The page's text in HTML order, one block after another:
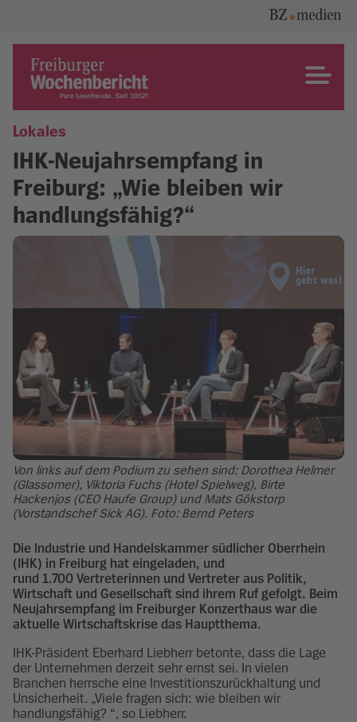
content
Freiburger Wochenbericht
Lokales
IHK-Neujahrsempfang in
Freiburg: „Wie bleiben wir
handlungsfähig?“
Von links auf dem Podium zu sehen sind: Dorothea Helmer
(Glassomer), Viktoria Fuchs (Hotel Spielweg), Birte
Hackenjos (CEO Haufe Group) und Mats Gökstorp
(Vorstandschef Sick AG). Foto: Bernd Peters
Die Industrie und Handelskammer südlicher Oberrhein
(IHK) in Freiburg hat eingeladen, und
rund 1.700 Vertreterinnen und Vertreter aus Politik,
Wirtschaft und Gesellschaft sind ihrem Ruf gefolgt. Beim
Neujahrsempfang im Freiburger Konzerthaus war die
aktuelle Wirtschaftskrise das Hauptthema.
IHK-Präsident Eberhard Liebherr betonte, dass die Lage
der Unternehmen derzeit sehr ernst sei. In vielen
Branchen herrsche eine Investitionszurückhaltung und
Unsicherheit. „Viele fragen sich: wie bleiben wir
handlungsfähig? “, so Liebherr.